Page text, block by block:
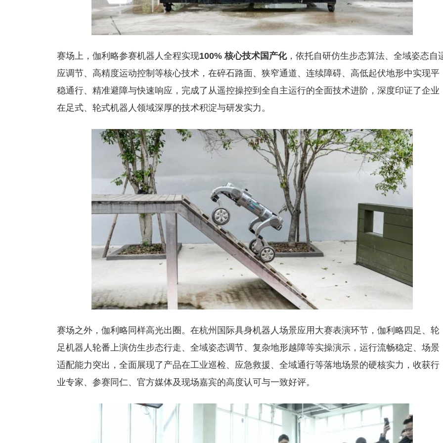
赛场上，伽利略参赛机器人全程实现100% 核心技术国产化，依托自研仿生步态算法、全域姿态自
应调节、高精度运动控制等核心技术，在碎石路面、狭窄通道、连续障碍、高低起伏地形中实现平
稳通行、精准避障与快速响应，完成了从遥控操控到全自主运行的全面技术进阶，深度印证了企业
在足式、轮式机器人领域深厚的技术积淀与研发实力。
赛场之外，伽利略同样高光出圈。在杭州国际具身机器人场景应用大赛表演环节，伽利略四足、轮
足机器人轮番上演仿生步态行走、全域姿态调节、复杂地形越障等实操演示，运行流畅稳定、场景
适配能力突出，全面展现了产品在工业巡检、应急救援、全域通行等落地场景的硬核实力，收获行
业专家、参赛同仁、官方媒体及现场嘉宾的高度认可与一致好评。